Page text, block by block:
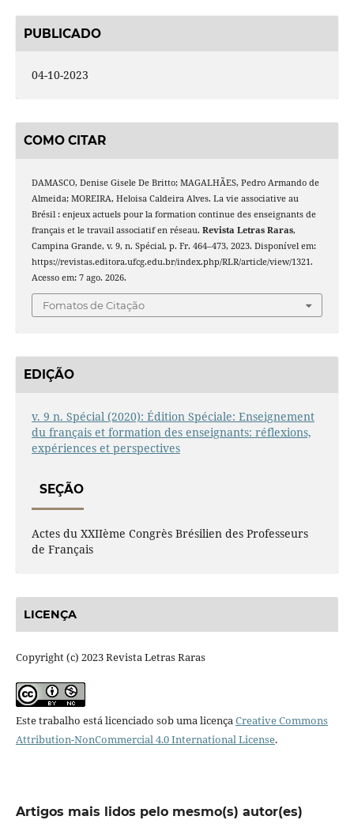
PUBLICADO
04-10-2023
COMO CITAR
DAMASCO, Denise Gisele De Britto; MAGALHÃES, Pedro Armando de
Almeida; MOREIRA, Heloisa Caldeira Alves. La vie associative au
Brésil : enjeux actuels pour la formation continue des enseignants de
français et le travail associatif en réseau. Revista Letras Raras,
Campina Grande, v. 9, n. Spécial, p. Fr. 464–473, 2023. Disponível em:
https://revistas.editora.ufcg.edu.br/index.php/RLR/article/view/1321.
Acesso em: 7 ago. 2026.
Fomatos de Citação
EDIÇÃO
v. 9 n. Spécial (2020): Édition Spéciale: Enseignement
du français et formation des enseignants: réflexions,
expériences et perspectives
SEÇÃO
Actes du XXIIème Congrès Brésilien des Professeurs
de Français
LICENÇA
Copyright (c) 2023 Revista Letras Raras
Este trabalho está licenciado sob uma licençaCreative Commons
Attribution-NonCommercial 4.0 International License.
Artigos mais lidos pelo mesmo(s) autor(es)